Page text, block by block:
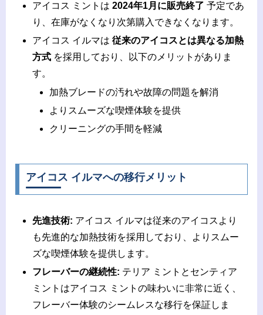
アイコス ミントは2024年1月に販売終了 予定であ
り、在庫がなくなり次第購入できなくなります。
アイコス イルマは従来のアイコスとは異なる加熱
方式 を採用しており、以下のメリットがありま
す。
加熱ブレードの汚れや故障の問題を解消
よりスムーズな喫煙体験を提供
クリーニングの手間を軽減
アイコス イルマへの移行メリット
先進技術: アイコス イルマは従来のアイコスより
も先進的な加熱技術を採用しており、よりスムー
ズな喫煙体験を提供します。
フレーバーの継続性: テリア ミントとセンティア
ミントはアイコス ミントの味わいに非常に近く、
フレーバー体験のシームレスな移行を保証しま